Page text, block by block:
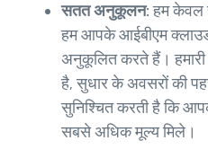
सतत अनुकूलन:हम केवल
हम आपके आईबीएम क्लाउड
अनुकूलित करते हैं। हमारी
है, सुधार के अवसरों की
सुनिश्चित करती है कि
सबसे अधिक मूल्य मिले।